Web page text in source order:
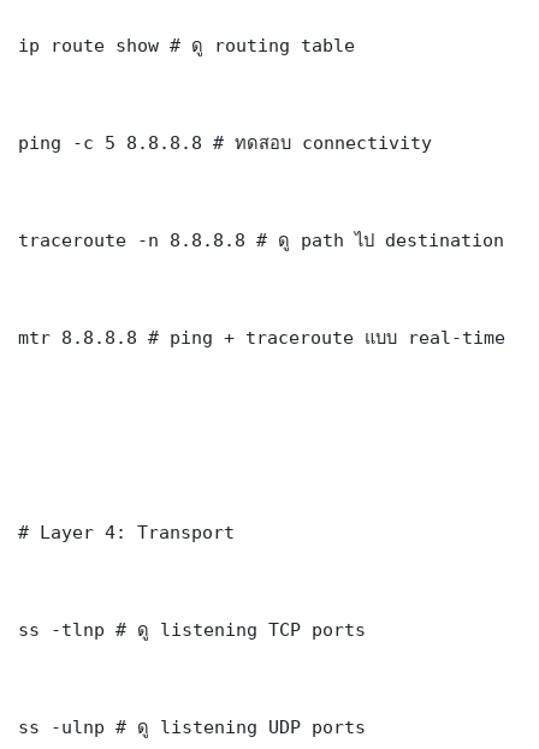
ip route show # ดู routing table
ping -c 5 8.8.8.8 # ทดสอบ connectivity
traceroute -n 8.8.8.8 # ดู path ไป destination
mtr 8.8.8.8 # ping + traceroute แบบ real-time
# Layer 4: Transport
ss -tlnp # ดู listening TCP ports
ss -ulnp # ดู listening UDP ports